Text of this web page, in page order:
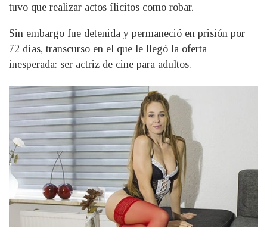
tuvo que realizar actos ílicitos como robar.
Sin embargo fue detenida y permaneció en prisión por
72 días, transcurso en el que le llegó la oferta
inesperada: ser actriz de cine para adultos.